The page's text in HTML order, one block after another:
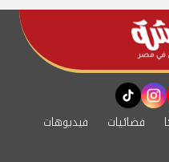
instagram
tiktok
فضائيات
فيديوهات